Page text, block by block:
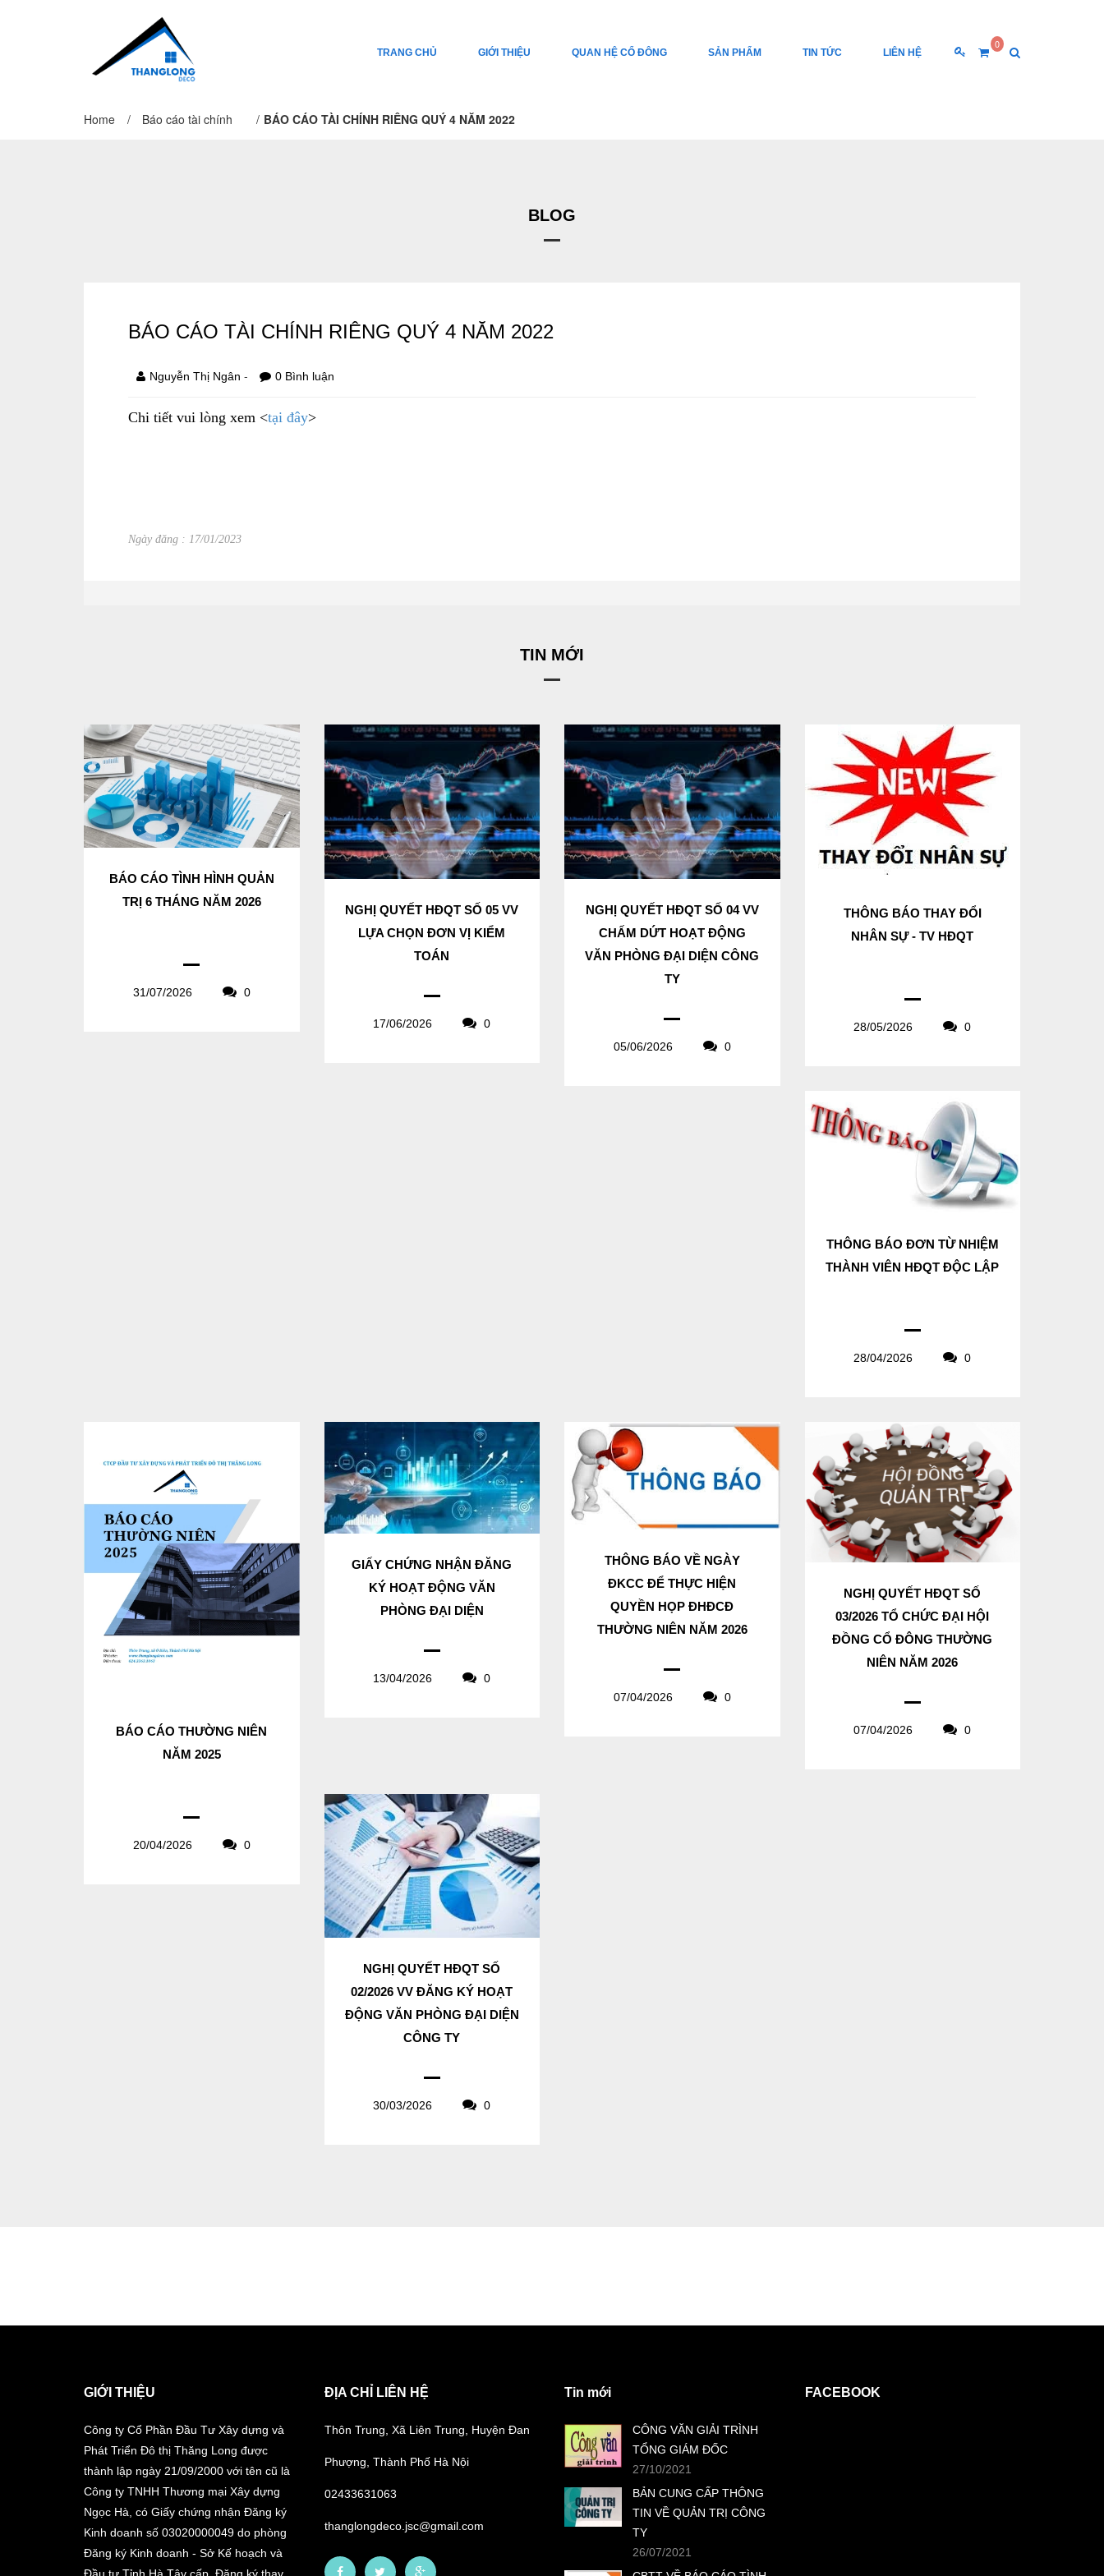
0
TRANG CHỦ GIỚI THIỆU QUAN HỆ CỔ ĐÔNG SẢN PHẨM TIN TỨC LIÊN HỆ
Home / Báo cáo tài chính / BÁO CÁO TÀI CHÍNH RIÊNG QUÝ 4 NĂM 2022
BLOG
BÁO CÁO TÀI CHÍNH RIÊNG QUÝ 4 NĂM 2022
Nguyễn Thị Ngân - 0 Bình luận
Chi tiết vui lòng xem <tại đây>
Ngày đăng : 17/01/2023
TIN MỚI
BÁO CÁO TÌNH HÌNH QUẢN
TRỊ 6 THÁNG NĂM 2026
31/07/2026 0
NGHỊ QUYẾT HĐQT SỐ 05 VV
LỰA CHỌN ĐƠN VỊ KIỂM
TOÁN
17/06/2026 0
NGHỊ QUYẾT HĐQT SỐ 04 VV
CHẤM DỨT HOẠT ĐỘNG
VĂN PHÒNG ĐẠI DIỆN CÔNG
TY
05/06/2026 0
THÔNG BÁO THAY ĐỔI
NHÂN SỰ - TV HĐQT
28/05/2026 0
THÔNG BÁO ĐƠN TỪ NHIỆM
THÀNH VIÊN HĐQT ĐỘC LẬP
28/04/2026 0
BÁO CÁO THƯỜNG NIÊN
NĂM 2025
20/04/2026 0
GIẤY CHỨNG NHẬN ĐĂNG
KÝ HOẠT ĐỘNG VĂN
PHÒNG ĐẠI DIỆN
13/04/2026 0
THÔNG BÁO VỀ NGÀY
ĐKCC ĐỂ THỰC HIỆN
QUYỀN HỌP ĐHĐCĐ
THƯỜNG NIÊN NĂM 2026
07/04/2026 0
NGHỊ QUYẾT HĐQT SỐ
03/2026 TỔ CHỨC ĐẠI HỘI
ĐỒNG CỔ ĐÔNG THƯỜNG
NIÊN NĂM 2026
07/04/2026 0
NGHỊ QUYẾT HĐQT SỐ
02/2026 VV ĐĂNG KÝ HOẠT
ĐỘNG VĂN PHÒNG ĐẠI DIỆN
CÔNG TY
30/03/2026 0
GIỚI THIỆU
Công ty Cổ Phần Đầu Tư Xây dựng và
Phát Triển Đô thị Thăng Long được
thành lập ngày 21/09/2000 với tên cũ là
Công ty TNHH Thương mại Xây dựng
Ngọc Hà, có Giấy chứng nhận Đăng ký
Kinh doanh số 03020000049 do phòng
Đăng ký Kinh doanh - Sở Kế hoạch và
Đầu tư Tỉnh Hà Tây cấp. Đăng ký thay
ĐỊA CHỈ LIÊN HỆ
Thôn Trung, Xã Liên Trung, Huyện Đan
Phượng, Thành Phố Hà Nội
02433631063
thanglongdeco.jsc@gmail.com
Tin mới
CÔNG VĂN GIẢI TRÌNH
TỔNG GIÁM ĐỐC
27/10/2021
BẢN CUNG CẤP THÔNG
TIN VỀ QUẢN TRỊ CÔNG
TY
26/07/2021
FACEBOOK